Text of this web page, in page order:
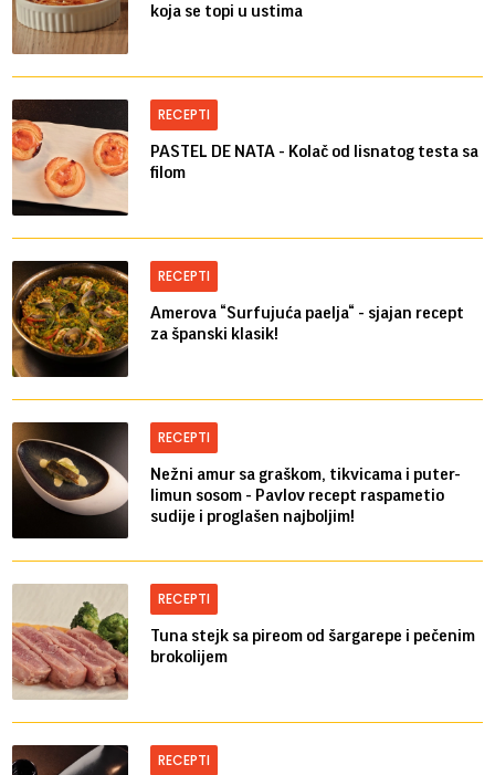
koja se topi u ustima
RECEPTI
PASTEL DE NATA - Kolač od lisnatog testa sa
filom
RECEPTI
Amerova “Surfujuća paelja“ - sjajan recept
za španski klasik!
RECEPTI
Nežni amur sa graškom, tikvicama i puter-
limun sosom - Pavlov recept raspametio
sudije i proglašen najboljim!
RECEPTI
Tuna stejk sa pireom od šargarepe i pečenim
brokolijem
RECEPTI